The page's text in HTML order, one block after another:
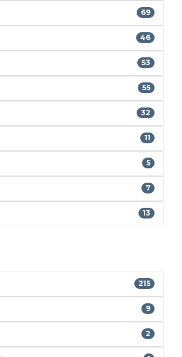
69
46
53
55
32
11
5
7
13
215
9
2